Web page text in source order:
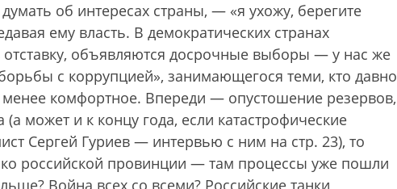
об интересах страны, — «я ухожу, берегите
ему власть. В демократических странах
отставку, объявляются досрочные выборы — у нас же
с коррупцией», занимающегося теми, кто давно
комфортное. Впереди — опустошение резервов,
может и к концу года, если катастрофические
Сергей Гуриев — интервью с ним на стр. 23), то
российской провинции — там процессы уже пошли
Война всех со всеми? Российские танки